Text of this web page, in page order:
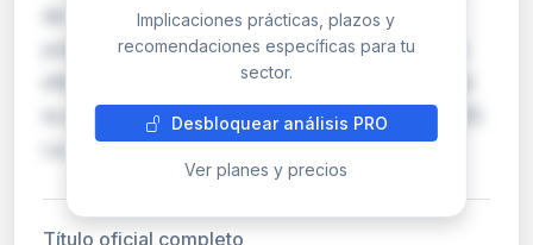
de Uceda, que pretendía que la fecha de
presentación en Correos (29/10/2025) surtiera
efectos registrales, evitando así la caducidad de
la anotación de embargo (vencida el 05/11/2025).
La resolución reafirma que las anotacione…
Implicaciones prácticas, plazos y
recomendaciones específicas para tu
sector.
Desbloquear análisis PRO
Ver planes y precios
Título oficial completo